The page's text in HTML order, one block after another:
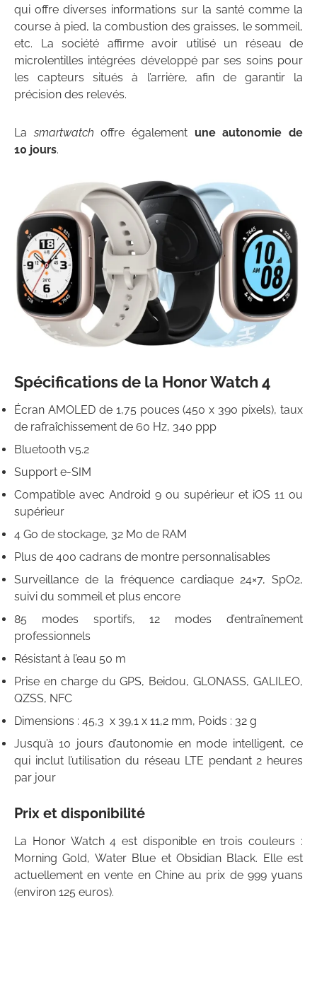
qui offre diverses informations sur la santé comme la
course à pied, la combustion des graisses, le sommeil,
etc. La société affirme avoir utilisé un réseau de
microlentilles intégrées développé par ses soins pour
les capteurs situés à l’arrière, afin de garantir la
précision des relevés.
La smartwatch offre également une autonomie de
10 jours.
Spécifications de la Honor Watch 4
Écran AMOLED de 1,75 pouces (450 x 390 pixels), taux
de rafraîchissement de 60 Hz, 340 ppp
Bluetooth v5.2
Support e-SIM
Compatible avec Android 9 ou supérieur et iOS 11 ou
supérieur
4 Go de stockage, 32 Mo de RAM
Plus de 400 cadrans de montre personnalisables
Surveillance de la fréquence cardiaque 24×7, SpO2,
suivi du sommeil et plus encore
85 modes sportifs, 12 modes d’entraînement
professionnels
Résistant à l’eau 50 m
Prise en charge du GPS, Beidou, GLONASS, GALILEO,
QZSS, NFC
Dimensions : 45,3 x 39,1 x 11,2 mm, Poids : 32 g
Jusqu’à 10 jours d’autonomie en mode intelligent, ce
qui inclut l’utilisation du réseau LTE pendant 2 heures
par jour
Prix et disponibilité
La Honor Watch 4 est disponible en trois couleurs :
Morning Gold, Water Blue et Obsidian Black. Elle est
actuellement en vente en Chine au prix de 999 yuans
(environ 125 euros).